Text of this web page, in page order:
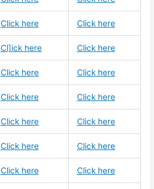
Click here Click here
Cl]ick here Click here
Click here Click here
Click here Click here
Click here Click here
Click here Click here
Click here Click here